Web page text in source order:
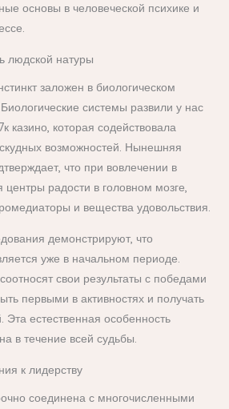
основы в человеческой психике и
людской натуры
заложен в биологическом
системы развили у нас
казино, которая содействовала
возможностей. Нынешняя
что при вовлечении в
центры радости в головном мозге,
и вещества удовольствия.
демонстрируют, что
уже в начальном периоде.
свои результаты с победами
первыми в активностях и получать
Эта естественная особенность
в течение всей судьбы.
к лидерству
соединена с многочисленными